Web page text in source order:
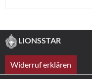
LIONSSTAR
Widerruf erklären